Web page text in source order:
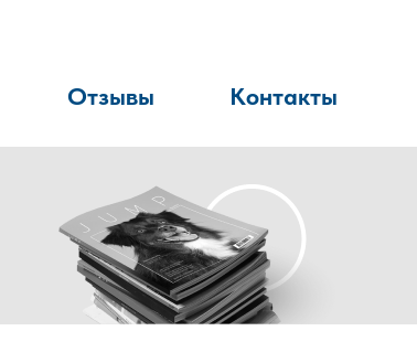
Отзывы Контакты